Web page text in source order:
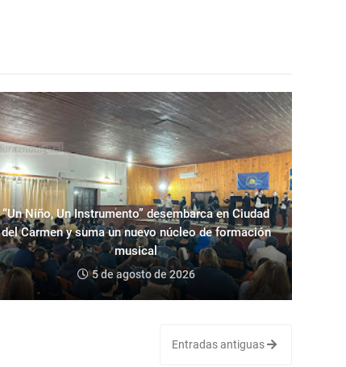
“Un Niño, Un Instrumento” desembarca en Ciudad
del Carmen y suma un nuevo núcleo de formación
musical
5 de agosto de 2026
Entradas antiguas